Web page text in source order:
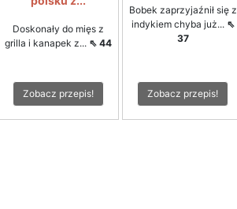
Doskonały do mięs z
grilla i kanapek z... ⇖ 44
Zobacz przepis!
Bobek zaprzyjaźnił się z
indykiem chyba już... ⇖
37
Zobacz przepis!